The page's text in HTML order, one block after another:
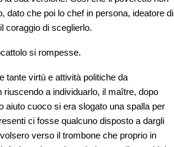
dato che poi lo chef in persona, ideatore di
coraggio di sceglierlo.
si rompesse.
tante virtù e attività politiche da
a individuarlo, il maître, dopo
aiuto cuoco si era slogato una spalla per
ci fosse qualcuno disposto a dargli
verso il trombone che proprio in